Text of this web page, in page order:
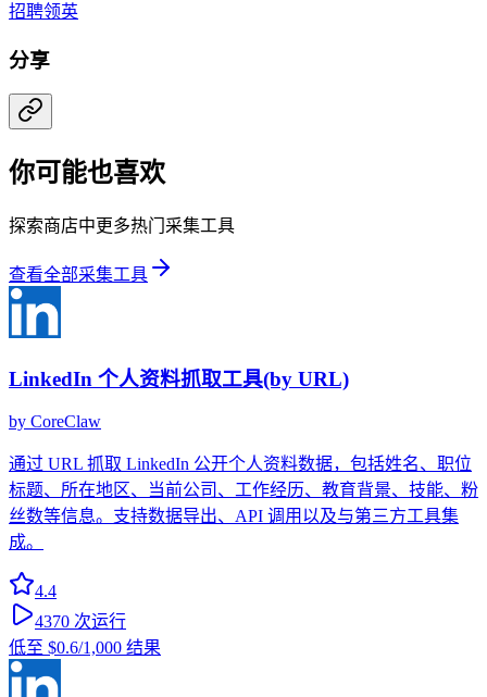
招聘领英
分享
你可能也喜欢
探索商店中更多热门采集工具
查看全部采集工具
LinkedIn 个人资料抓取工具(by URL)
by CoreClaw
通过 URL 抓取 LinkedIn 公开个人资料数据，包括姓名、职位
标题、所在地区、当前公司、工作经历、教育背景、技能、粉
丝数等信息。支持数据导出、API 调用以及与第三方工具集
成。
4.4
4370 次运行
低至 $0.6/1,000 结果